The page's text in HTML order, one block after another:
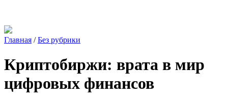
Главная /Без рубрики
Криптобиржи: врата в мир
цифровых финансов